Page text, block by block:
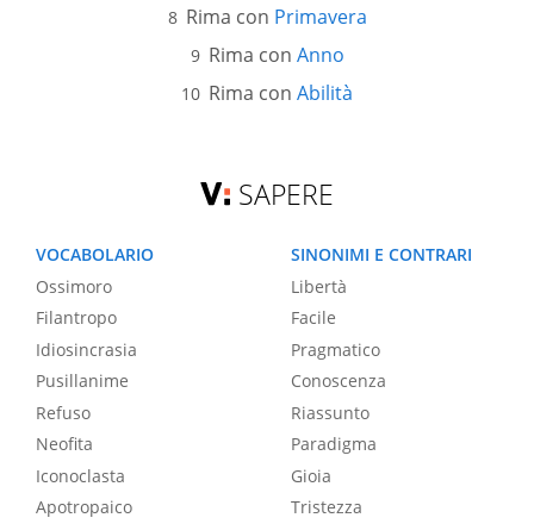
Rima con Primavera
Rima con Anno
Rima con Abilità
SAPERE
VOCABOLARIO
Ossimoro
Filantropo
Idiosincrasia
Pusillanime
Refuso
Neofita
Iconoclasta
Apotropaico
SINONIMI E CONTRARI
Libertà
Facile
Pragmatico
Conoscenza
Riassunto
Paradigma
Gioia
Tristezza